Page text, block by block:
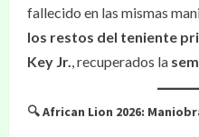
fallecido en las mismas
los restos del teniente
Key Jr., recuperados la
🔍 African Lion 2026: